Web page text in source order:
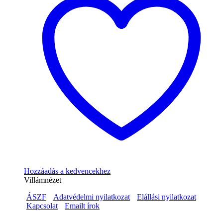
Hozzáadás a kedvencekhez
Villámnézet
ÁSZF
Adatvédelmi nyilatkozat
Elállási nyilatkozat
Kapcsolat
Emailt írok